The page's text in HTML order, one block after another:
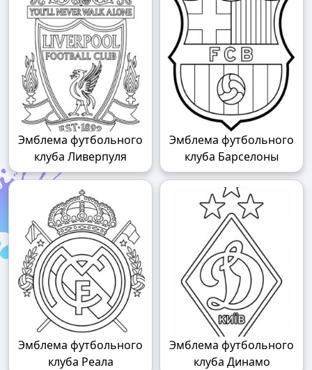
Эмблема футбольного
клуба Ливерпуля
Эмблема футбольного
клуба Барселоны
Эмблема футбольного
клуба Реала
Эмблема футбольного
клуба Динамо